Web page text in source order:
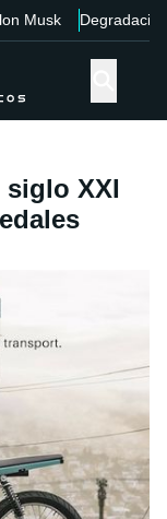
Musk Degradación
siglo XXI